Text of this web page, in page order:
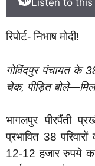
Listen to this
रिपोर्ट- निभाष मोदी!
गोविंदपुर पंचायत के
चेक, पीड़ित
भागलपुर पीरपैंती
प्रभावित 38
12-12 हजार रुपये